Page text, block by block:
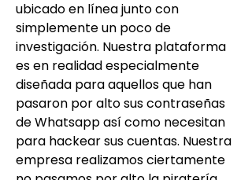
ubicado en línea junto con
simplemente un poco de
investigación. Nuestra plataforma
es en realidad especialmente
diseñada para aquellos que han
pasaron por alto sus contraseñas
de Whatsapp así como necesitan
para hackear sus cuentas. Nuestra
empresa realizamos ciertamente